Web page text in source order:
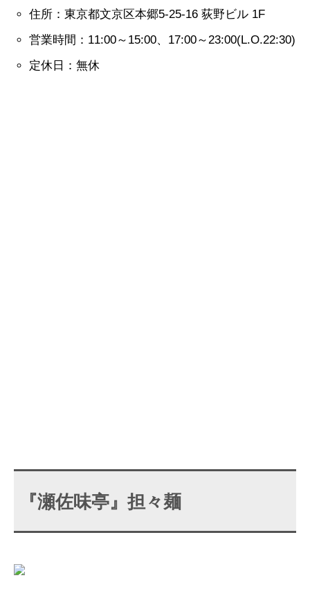
住所：東京都文京区本郷5-25-16 荻野ビル 1F
営業時間：11:00～15:00、17:00～23:00(L.O.22:30)
定休日：無休
『瀬佐味亭』担々麺